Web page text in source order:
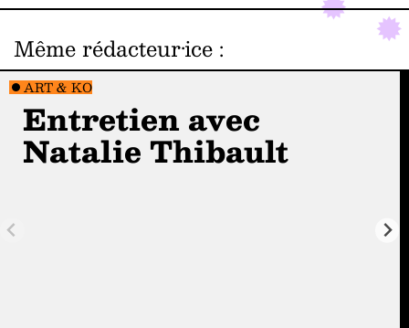
Même rédacteur·ice :
ART & KO
Entretien avec
Natalie Thibault